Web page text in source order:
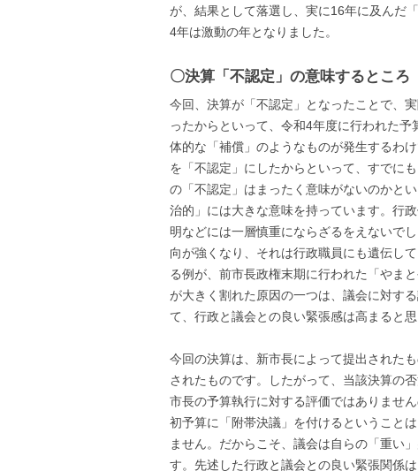
が、結果として落選し、実に16年に及んだ
4年は激動の年となりました。
〇決算「不認定」の意味するところ
今回、決算が「不認定」となったことで、
ったからといって、令和4年度に行われた
体的な「補償」のようなものが発生するわ
を「不認定」にしたからといって、すでに
の「不認定」はまったく意味がないのかと
治的」には大きな意味を持っています。行
明などには一層慎重にならざるをえないで
向が強くなり、それは行政職員にも遺伝し
る例が、前市長政権末期に行われた「やま
が大きく割れた原因の一つは、議会に対す
て、行政と議会との良い緊張感は高まると思
今回の決算は、新市長によって提出された
されたものです。したがって、当該決算の
市長の予算執行に対する評価ではありませ
初予算に「附帯決議」を付けるということ
ません。だからこそ、議会は自らの「重い
す。先述した行政と議会との良い緊張関係